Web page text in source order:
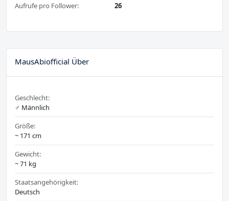
Aufrufe pro Follower:
26
MausAbiofficial Über
Geschlecht:
♂️ Männlich
Größe:
~ 171 cm
Gewicht:
~ 71 kg
Staatsangehörigkeit:
Deutsch